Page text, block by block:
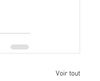
Voir tout